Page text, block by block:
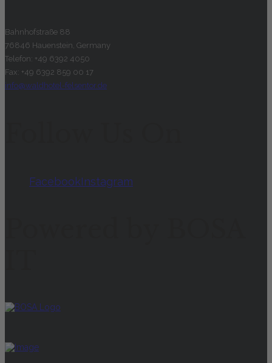
Bahnhofstraße 88
76846 Hauenstein, Germany
Telefon: +49 6392 4050
Fax: +49 6392 859 00 17
info@waldhotel-felsentor.de
FacebookInstagram